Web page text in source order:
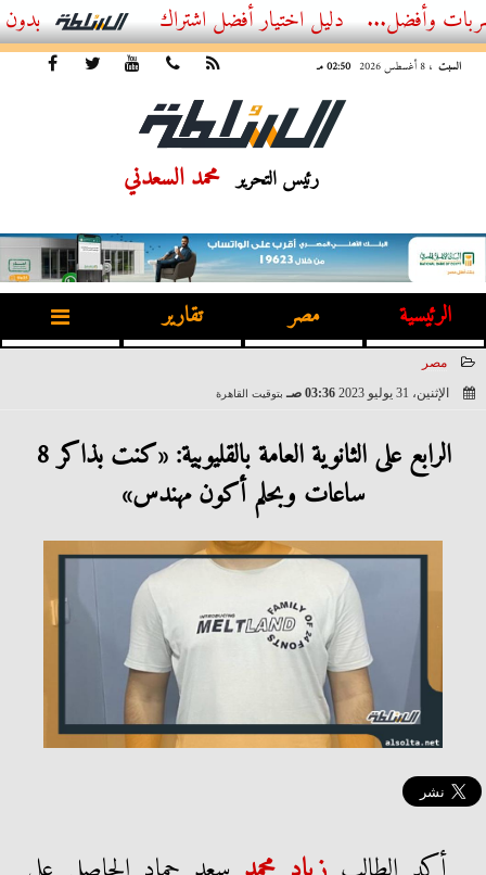
أفضل اشتراك IPTV بدون تقطيع 2026 – دليل المشاهد العصري
السبت ، 8 أغسطس 2026 02:50 مـ
رئيس التحرير محمد السعدني
الرئيسية مصر تقارير
مصر
الإثنين، 31 يوليو 2023
03:36 صـ بتوقيت القاهرة
الرابع على الثانوية العامة بالقليوبية: «كنت بذاكر 8
ساعات وبحلم أكون مهندس»